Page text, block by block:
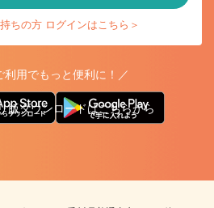
ちの方 ログインはこちら＞
利用でもっと便利に！／
版ダウンロードはこちらから